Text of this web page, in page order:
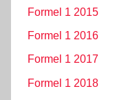
Formel 1 2015
Formel 1 2016
Formel 1 2017
Formel 1 2018